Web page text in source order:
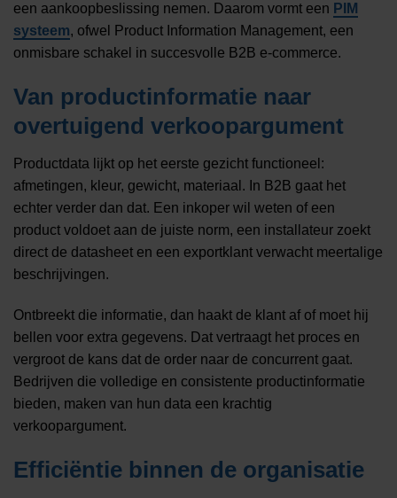
een aankoopbeslissing nemen. Daarom vormt een PIM
systeem, ofwel Product Information Management, een
onmisbare schakel in succesvolle B2B e-commerce.
Van productinformatie naar
overtuigend verkoopargument
Productdata lijkt op het eerste gezicht functioneel:
afmetingen, kleur, gewicht, materiaal. In B2B gaat het
echter verder dan dat. Een inkoper wil weten of een
product voldoet aan de juiste norm, een installateur zoekt
direct de datasheet en een exportklant verwacht meertalige
beschrijvingen.
Ontbreekt die informatie, dan haakt de klant af of moet hij
bellen voor extra gegevens. Dat vertraagt het proces en
vergroot de kans dat de order naar de concurrent gaat.
Bedrijven die volledige en consistente productinformatie
bieden, maken van hun data een krachtig
verkoopargument.
Efficiëntie binnen de organisatie